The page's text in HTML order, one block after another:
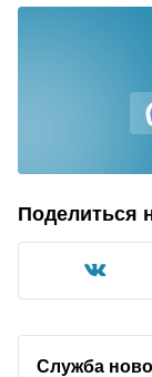
Поделиться
Служба